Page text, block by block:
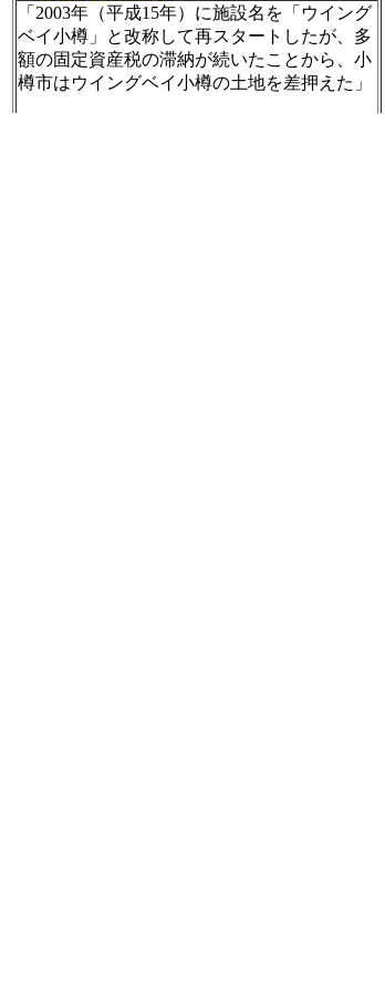
「2003年（平成15年）に施設名を「ウイング
ベイ小樽」と改称して再スタートしたが、多
額の固定資産税の滞納が続いたことから、小
樽市はウイングベイ小樽の土地を差押えた」